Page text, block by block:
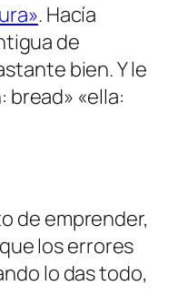
. Hacía
de
bien. Y le
bread» «ella:
de emprender,
los errores
lo das todo,